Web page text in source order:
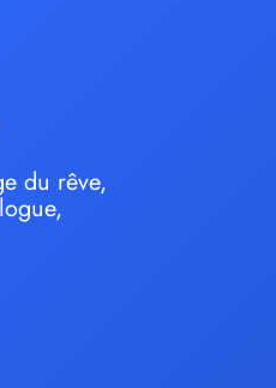
du rêve,